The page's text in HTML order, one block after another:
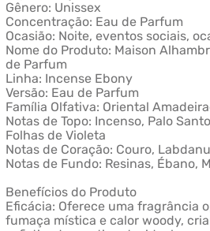
Gênero: Unissex
Concentração: Eau de Parfum
Ocasião: Noite, eventos sociais,
Nome do Produto: Maison
de Parfum
Linha: Incense Ebony
Versão: Eau de Parfum
Família Olfativa: Oriental
Notas de Topo: Incenso, Palo
Folhas de Violeta
Notas de Coração: Couro,
Notas de Fundo: Resinas, Ébano,
Benefícios do Produto
Eficácia: Oferece uma fragrância
fumaça mística e calor woody,